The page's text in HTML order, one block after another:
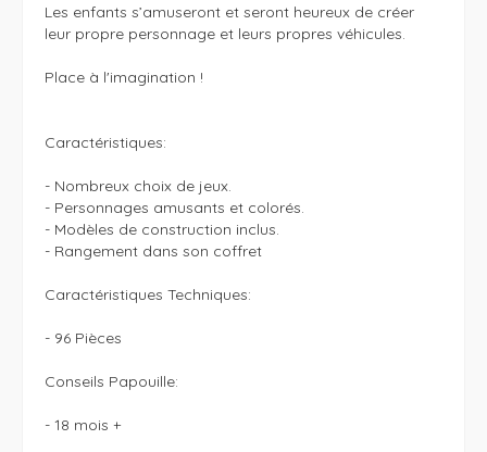
Les enfants s’amuseront et seront heureux de créer
leur propre personnage et leurs propres véhicules.
Place à l'imagination !
Caractéristiques:
- Nombreux choix de jeux.
- Personnages amusants et colorés.
- Modèles de construction inclus.
- Rangement dans son coffret
Caractéristiques Techniques:
- 96 Pièces
Conseils Papouille:
- 18 mois +